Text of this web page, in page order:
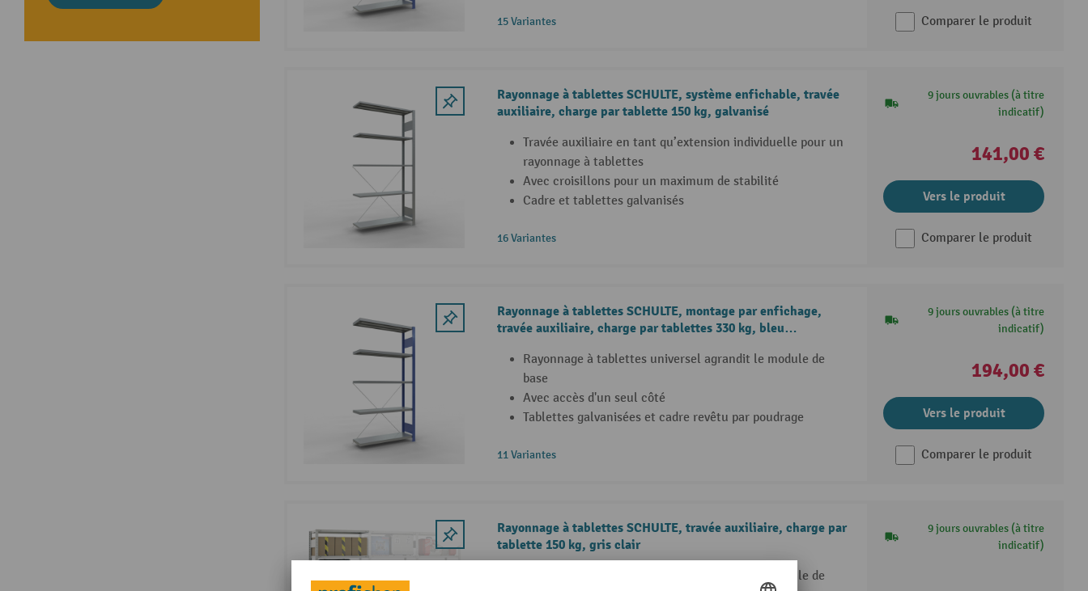
15 Variantes Comparer le produit
Rayonnage à tablettes SCHULTE, système enfichable, travée
auxiliaire, charge par tablette 150 kg, galvanisé
Travée auxiliaire en tant qu’extension individuelle pour un
rayonnage à tablettes
Avec croisillons pour un maximum de stabilité
Cadre et tablettes galvanisés
16 Variantes
9 jours ouvrables (à titre
indicatif)
141,00 €
Vers le produit
Comparer le produit
Rayonnage à tablettes SCHULTE, montage par enfichage,
travée auxiliaire, charge par tablettes 330 kg, bleu
Rayonnage à tablettes universel agrandit le module de
base
Avec accès d'un seul côté
Tablettes galvanisées et cadre revêtu par poudrage
11 Variantes
9 jours ouvrables (à titre
indicatif)
194,00 €
Vers le produit
Comparer le produit
Rayonnage à tablettes SCHULTE, travée auxiliaire, charge par
tablette 150 kg, gris clair
Rayonnage à tablettes universel agrandit le module de
9 jours ouvrables (à titre
indicatif)